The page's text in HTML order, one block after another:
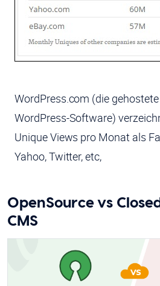
WordPress.com (die
WordPress-Software)
Unique Views pro Monat als
Yahoo, Twitter, etc,
OpenSource vs
CMS